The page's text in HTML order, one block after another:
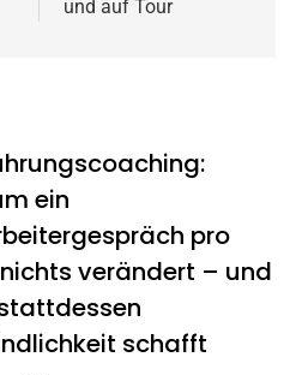
und auf Tour
ein
pro
verändert – und
schafft